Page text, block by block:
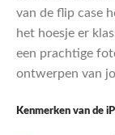
van de flip case
het hoesje er
een prachtige
ontwerpen van
Kenmerken van de